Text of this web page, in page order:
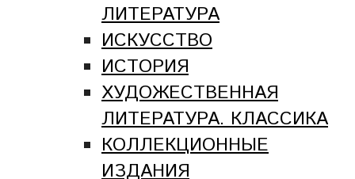
ЛИТЕРАТУРА
ИСКУССТВО
ИСТОРИЯ
ХУДОЖЕСТВЕННАЯ
ЛИТЕРАТУРА. КЛАССИКА
КОЛЛЕКЦИОННЫЕ
ИЗДАНИЯ